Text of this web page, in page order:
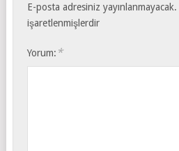
E-posta adresiniz yayınlanmayacak.
işaretlenmişlerdir
Yorum: *